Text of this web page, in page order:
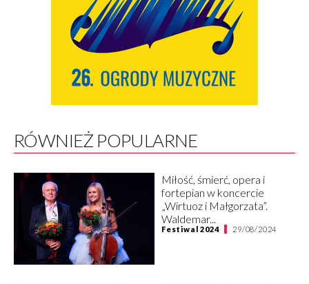
RÓWNIEŻ POPULARNE
Miłość, śmierć, opera i
fortepian w koncercie
„Wirtuoz i Małgorzata”.
Waldemar...
Festiwal 2024 29/08/2024